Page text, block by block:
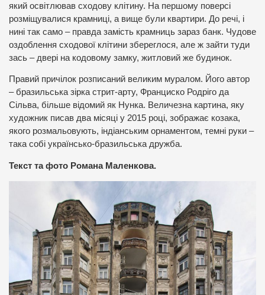
який освітлював сходову клітину. На першому поверсі
розміщувалися крамниці, а вище були квартири. До речі, і
нині так само – правда замість крамниць зараз банк. Чудове
оздоблення сходової клітини збереглося, але ж зайти туди
зась – двері на кодовому замку, житловий же будинок.
Правий причілок розписаний великим муралом. Його автор
– бразильська зірка стрит-арту, Франциско Родріго да
Сільва, більше відомий як Нунка. Величезна картина, яку
художник писав два місяці у 2015 році, зображає козака,
якого розмальовують, індіанським орнаментом, темні руки –
така собі українсько-бразильська дружба.
Текст та фото Романа Маленкова.